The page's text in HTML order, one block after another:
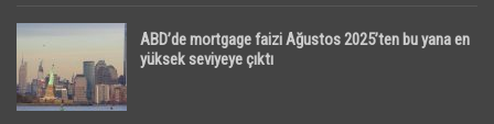
ABD’de mortgage faizi Ağustos 2025’ten bu yana en
yüksek seviyeye çıktı